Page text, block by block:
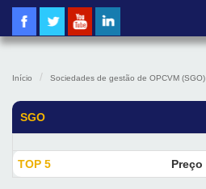
Início Sociedades de gestão de OPCVM (SGO)
SGO
TOP 5 Preço